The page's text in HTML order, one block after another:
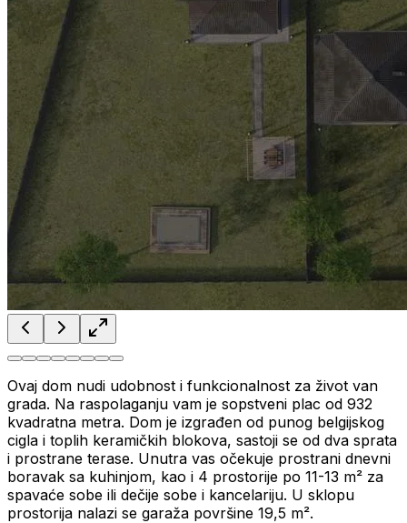
Ovaj dom nudi udobnost i funkcionalnost za život van
grada. Na raspolaganju vam je sopstveni plac od 932
kvadratna metra. Dom je izgrađen od punog belgijskog
cigla i toplih keramičkih blokova, sastoji se od dva sprata
i prostrane terase. Unutra vas očekuje prostrani dnevni
boravak sa kuhinjom, kao i 4 prostorije po 11-13 m² za
spavaće sobe ili dečije sobe i kancelariju. U sklopu
prostorija nalazi se garaža površine 19,5 m².